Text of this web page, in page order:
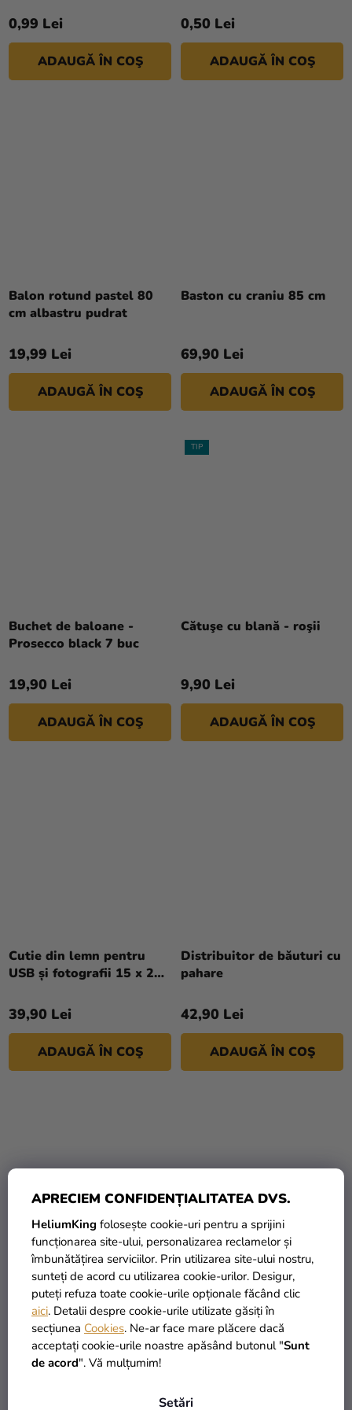
APRECIEM CONFIDENȚIALITATEA DVS.
HeliumKing folosește cookie-uri pentru a sprijini
funcționarea site-ului, personalizarea reclamelor și
îmbunătățirea serviciilor. Prin utilizarea site-ului nostru,
sunteți de acord cu utilizarea cookie-urilor. Desigur,
puteți refuza toate cookie-urile opționale făcând clic
aici. Detalii despre cookie-urile utilizate găsiți în
secțiunea Cookies. Ne-ar face mare plăcere dacă
acceptați cookie-urile noastre apăsând butonul "Sunt
de acord". Vă mulțumim!
Setări
0,99 Lei
ADAUGĂ ÎN COŞ
0,50 Lei
ADAUGĂ ÎN COŞ
Balon rotund pastel 80
cm albastru pudrat
19,99 Lei
ADAUGĂ ÎN COŞ
Baston cu craniu 85 cm
69,90 Lei
ADAUGĂ ÎN COŞ
Buchet de baloane -
Prosecco black 7 buc
19,90 Lei
ADAUGĂ ÎN COŞ
TIP
Cătuşe cu blană - roşii
a
5
stele.
9,90 Lei
ADAUGĂ ÎN COŞ
Cutie din lemn pentru
USB și fotografii 15 x 21
39,90 Lei
ADAUGĂ ÎN COŞ
Distribuitor de băuturi cu
pahare
42,90 Lei
ADAUGĂ ÎN COŞ
Formă pentru gheață -
Cranii, 21 x 12 cm
15,39 Lei
Halbă gonflabilă pentru
băuturi, 45 x 30 cm
104,39 Lei